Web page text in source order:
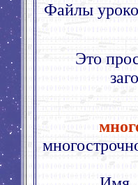
Файлы
Это